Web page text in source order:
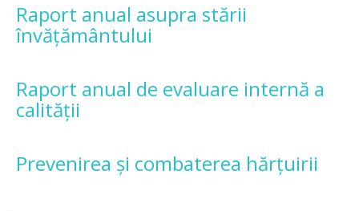
Raport anual asupra stării
învățământului
Raport anual de evaluare internă a
calității
Prevenirea și combaterea hărțuirii